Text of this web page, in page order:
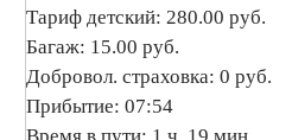
Тариф детский: 280.00 руб.
Багаж: 15.00 руб.
Добровол. страховка: 0 руб.
Прибытие: 07:54